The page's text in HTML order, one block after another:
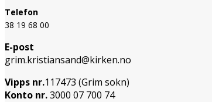
Telefon
38 19 68 00
E-post
grim.kristiansand@kirken.no
Vipps nr.117473 (Grim sokn)
Konto nr.3000 07 700 74